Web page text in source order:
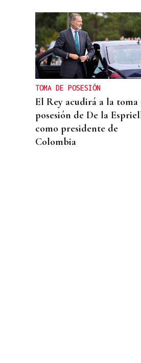
TOMA DE POSESIÓN
El Rey acudirá a la toma
posesión de De la
como presidente de
Colombia